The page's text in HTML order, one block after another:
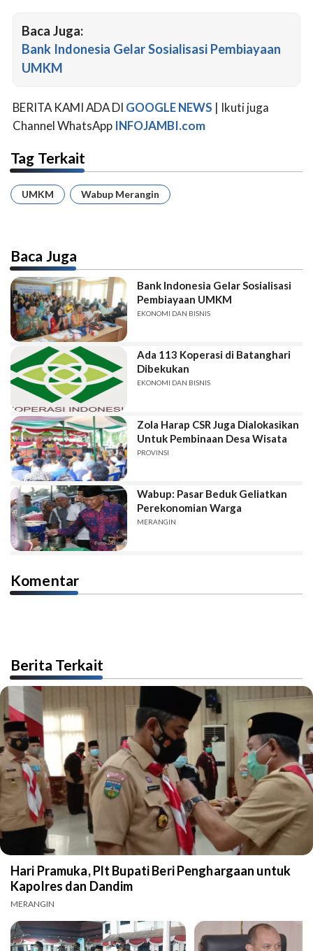
Baca Juga:
Bank Indonesia Gelar Sosialisasi Pembiayaan
UMKM
BERITA KAMI ADA DI GOOGLE NEWS | Ikuti juga
Channel WhatsApp INFOJAMBI.com
Tag Terkait
UMKM Wabup Merangin
Baca Juga
Bank Indonesia Gelar Sosialisasi
Pembiayaan UMKM
EKONOMI DAN BISNIS
Ada 113 Koperasi di Batanghari
Dibekukan
EKONOMI DAN BISNIS
Zola Harap CSR Juga Dialokasikan
Untuk Pembinaan Desa Wisata
PROVINSI
Wabup: Pasar Beduk Geliatkan
Perekonomian Warga
MERANGIN
Komentar
Berita Terkait
Hari Pramuka, Plt Bupati Beri Penghargaan untuk
Kapolres dan Dandim
MERANGIN